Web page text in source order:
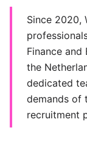
Since 2020,
Finance and
the
dedicated
demands of
recruitment